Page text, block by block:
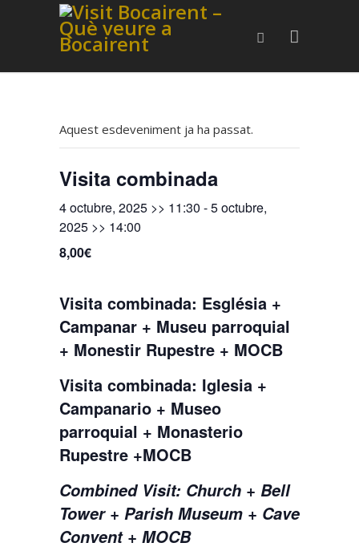
Aquest esdeveniment ja ha passat.
Visita combinada
4 octubre, 2025 >> 11:30 -5 octubre,
2025 >> 14:00
8,00€
Visita combinada: Església +
Campanar + Museu parroquial
+ Monestir Rupestre + MOCB
Visita combinada: Iglesia +
Campanario + Museo
parroquial + Monasterio
Rupestre +MOCB
Combined Visit: Church + Bell
Tower + Parish Museum + Cave
Convent + MOCB